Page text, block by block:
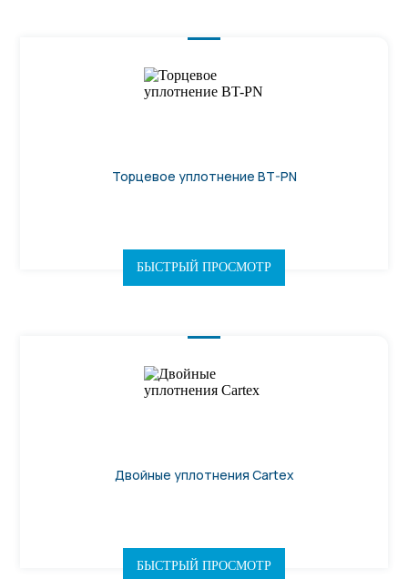
Торцевое уплотнение BT-PN
БЫСТРЫЙ ПРОСМОТР
Двойные уплотнения Cartex
БЫСТРЫЙ ПРОСМОТР